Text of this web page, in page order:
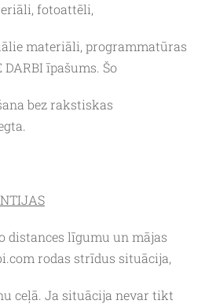
fotoattēli,
materiāli, programmatūras
īpašums. Šo
bez rakstiskas
distances līgumu un mājas
rodas strīdus situācija,
ceļā. Ja situācija nevar tikt